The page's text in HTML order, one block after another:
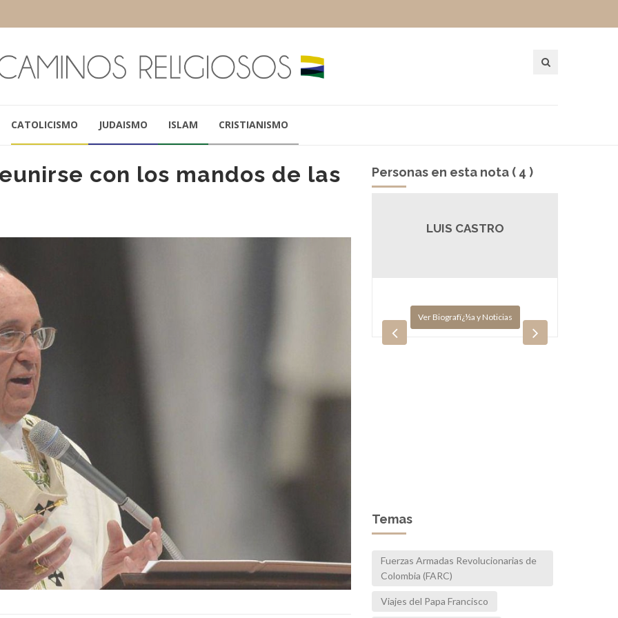
CATOLICISMO JUDAISMO ISLAM CRISTIANISMO
con los mandos de las
Personas en esta nota ( 4 )
Fue el primer Papa americano es el
jesuita argentino Jorge Mario
Bergoglio, arzobispo de Buenos A...
Ver Biografï¿½a y Noticias
Holguín, Cuba, 3 de junio de 1931),
LUIS CASTRO
Ver Biografï¿½a y Noticias
Temas
Fuerzas Armadas Revolucionarias de
Colombia (FARC)
Viajes del Papa Francisco